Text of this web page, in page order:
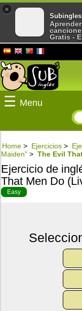
☰ Menu
Home > Ejercicios >
Maiden" > The Evil
Ejercicio de
That Men Do
Easy
×
Gratis -